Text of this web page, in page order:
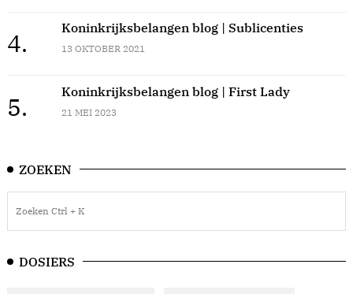
4.
Koninkrijksbelangen blog | Sublicenties
13 OKTOBER 2021
5.
Koninkrijksbelangen blog | First Lady
21 MEI 2023
ZOEKEN
DOSIERS